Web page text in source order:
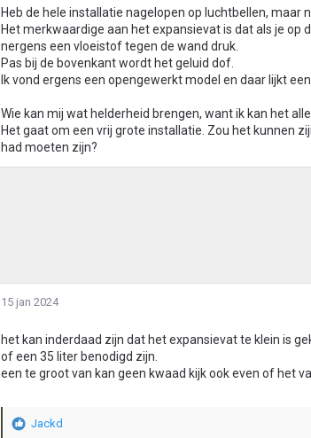
Heb de hele installatie nagelopen op luchtbellen, maar
Het merkwaardige aan het expansievat is dat als je
nergens een vloeistof tegen de wand druk.
Pas bij de bovenkant wordt het geluid dof.
Ik vond ergens een opengewerkt model en daar lijkt
Wie kan mij wat helderheid brengen, want ik kan het
Het gaat om een vrij grote installatie. Zou het kunnen
had moeten zijn?
15 jan 2024
het kan inderdaad zijn dat het expansievat te klein is
of een 35 liter benodigd zijn.
een te groot van kan geen kwaad kijk ook even of het
W
Jackd